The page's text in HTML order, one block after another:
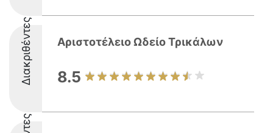
Διακριθέντες Αριστοτέλειο Ωδείο Τρικάλων
8.5